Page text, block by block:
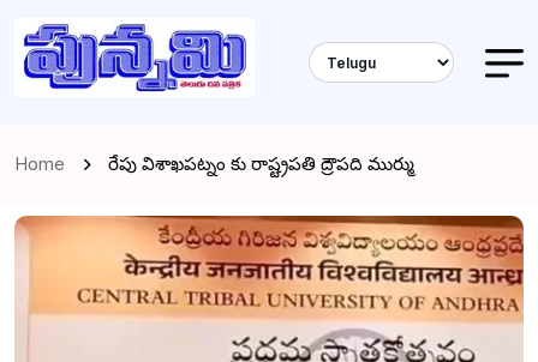
Home రేపు విశాఖపట్నం కు రాష్ట్రపతి ద్రౌపది ముర్ము